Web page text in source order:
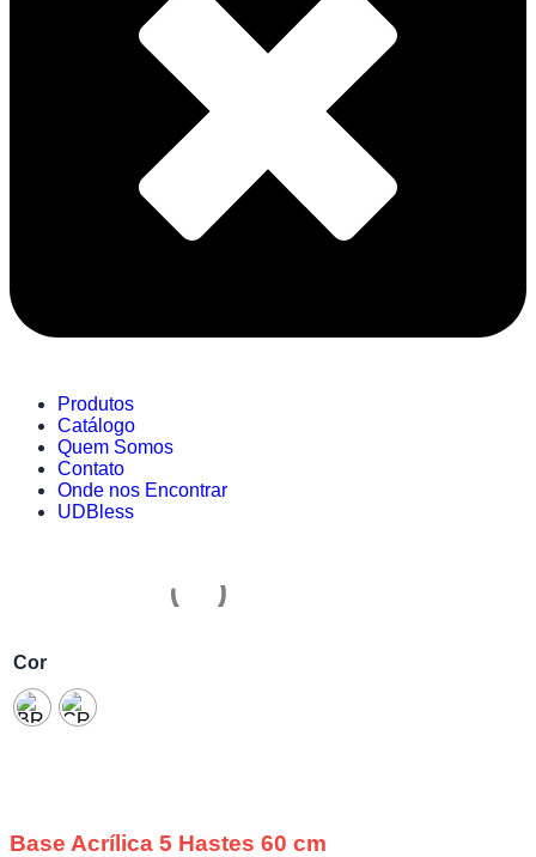
Produtos
Catálogo
Quem Somos
Contato
Onde nos Encontrar
UDBless
Cor
Base Acrílica 5 Hastes 60 cm